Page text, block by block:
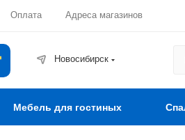
Оплата Адреса магазинов
Новосибирск
Мебель для гостиных